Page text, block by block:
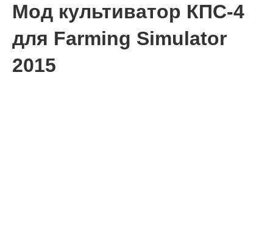
Мод культиватор КПС-4
для Farming Simulator
2015